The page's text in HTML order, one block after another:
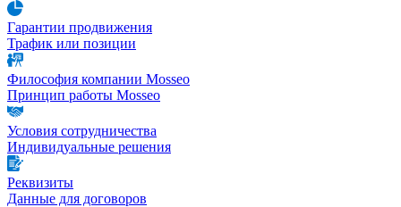
Гарантии продвижения
Трафик или позиции
Философия компании Mosseo
Принцип работы Mosseo
Условия сотрудничества
Индивидуальные решения
Реквизиты
Данные для договоров